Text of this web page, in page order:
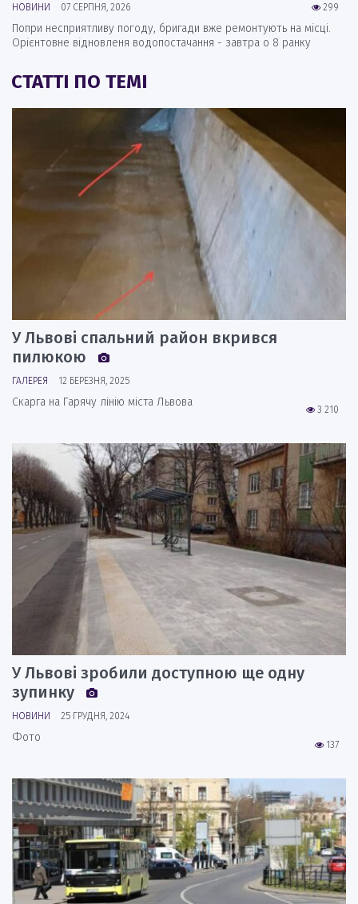
299
НОВИНИ 07 СЕРПНЯ, 2026
Попри несприятливу погоду, бригади вже ремонтують на місці.
Орієнтовне відновленя водопостачання - завтра о 8 ранку
СТАТТІ ПО ТЕМІ
У Львові спальний район вкрився
пилюкою
ГАЛЕРЕЯ 12 БЕРЕЗНЯ, 2025
3 210
Скарга на Гарячу лінію міста Львова
У Львові зробили доступною ще одну
зупинку
НОВИНИ 25 ГРУДНЯ, 2024
137
Фото